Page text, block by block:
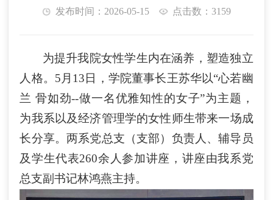
发布时间：2026-05-15 点击数：3159
为提升我院女性学生内在涵养 ， 塑造独立
人格。 5月13日，学院董事长王苏华以“心若幽
兰 骨如劲--做一名优雅知性的女子”为主题，
为我系以及经济管理学的女性师生带来一场成
长分享。两系党总支（支部）负责人、辅导员
及学生代表260余人参加讲座，讲座由我系党
总支副书记林鸿燕主持。